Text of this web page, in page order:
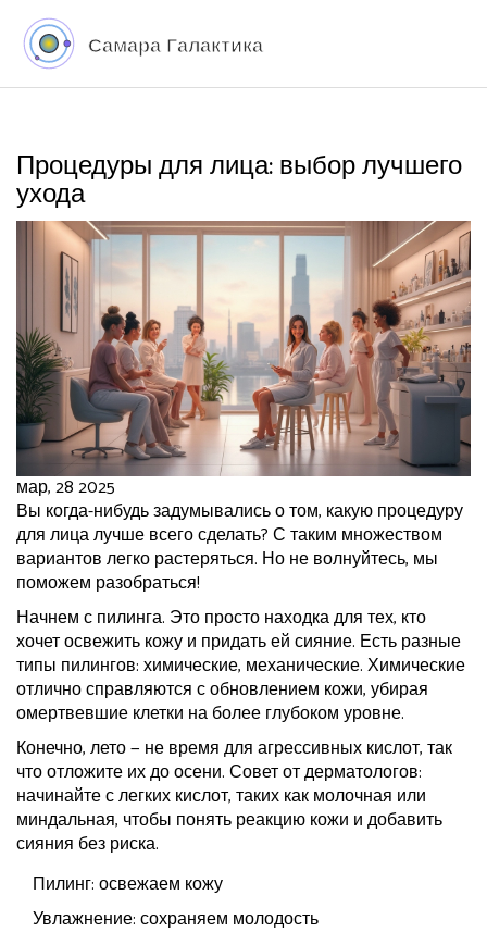
Процедуры для лица: выбор лучшего
ухода
мар, 28 2025
Вы когда-нибудь задумывались о том, какую процедуру
для лица лучше всего сделать? С таким множеством
вариантов легко растеряться. Но не волнуйтесь, мы
поможем разобраться!
Начнем с пилинга. Это просто находка для тех, кто
хочет освежить кожу и придать ей сияние. Есть разные
типы пилингов: химические, механические. Химические
отлично справляются с обновлением кожи, убирая
омертвевшие клетки на более глубоком уровне.
Конечно, лето — не время для агрессивных кислот, так
что отложите их до осени. Совет от дерматологов:
начинайте с легких кислот, таких как молочная или
миндальная, чтобы понять реакцию кожи и добавить
сияния без риска.
Пилинг: освежаем кожу
Увлажнение: сохраняем молодость